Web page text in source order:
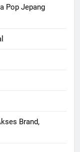
Pop Jepang
Brand,